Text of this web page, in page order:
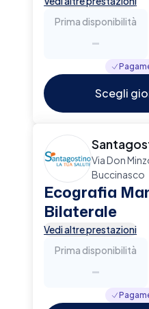
Prima disponibilità
-
Scegli
Via Don
Buccinasco
Ecografia
Bilaterale
Vedi altre prestazioni
Prima disponibilità
-